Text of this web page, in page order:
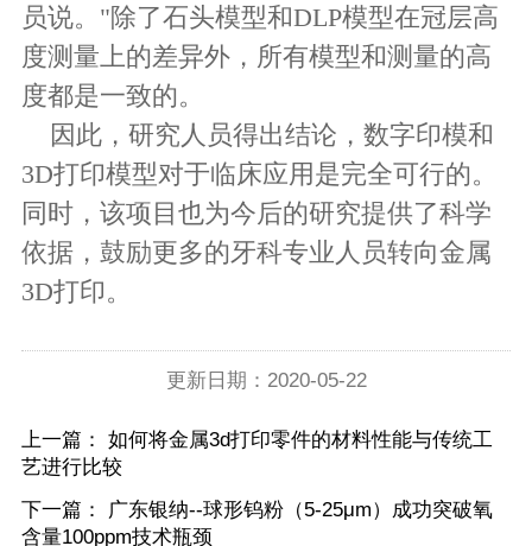
员说。"除了石头模型和DLP模型在冠层高
度测量上的差异外，所有模型和测量的高
度都是一致的。
因此，研究人员得出结论，数字印模和
3D打印模型对于临床应用是完全可行的。
同时，该项目也为今后的研究提供了科学
依据，鼓励更多的牙科专业人员转向金属
3D打印。
更新日期：2020-05-22
上一篇： 如何将金属3d打印零件的材料性能与传统工
艺进行比较
下一篇： 广东银纳--球形钨粉（5-25μm）成功突破氧
含量100ppm技术瓶颈